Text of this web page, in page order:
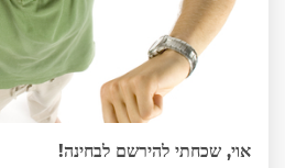
אוי, שכחתי להירשם לבחינה!